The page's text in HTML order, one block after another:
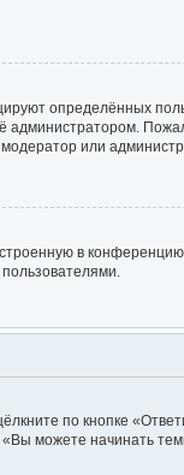
определённых
администратором.
или
в
по кнопке
можете начинать